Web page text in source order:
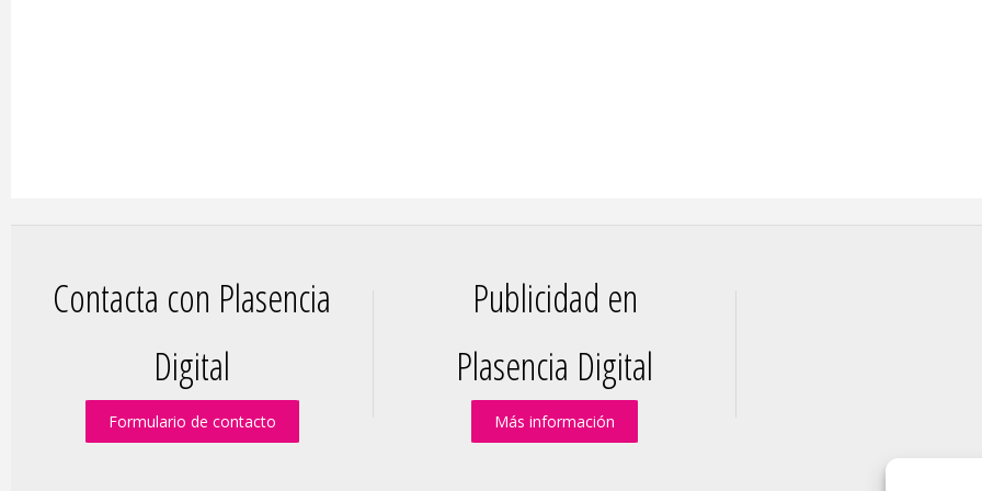
Contacta con Plasencia
Digital
Formulario de contacto
Publicidad en
Plasencia Digital
Más información